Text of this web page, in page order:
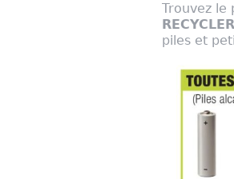
Trouvez le
piles et